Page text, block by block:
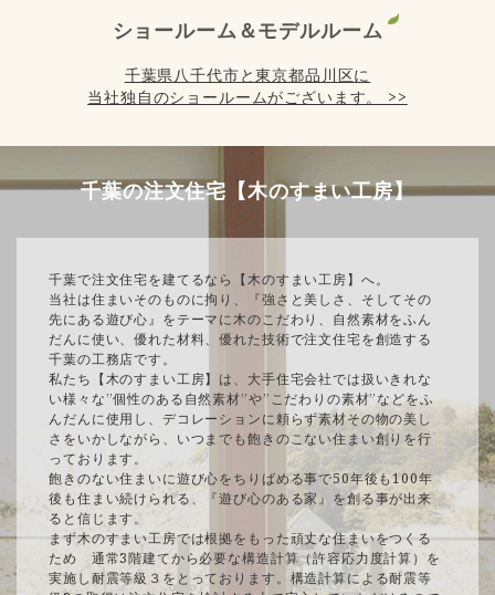
ショールーム＆モデルルーム
千葉県八千代市と東京都品川区に
当社独自のショールームがございます。 >>
千葉の注文住宅【木のすまい工房】
千葉で注文住宅を建てるなら【木のすまい工房】へ。
当社は住まいそのものに拘り、『強さと美しさ、そしてその
先にある遊び心』をテーマに木のこだわり、自然素材をふん
だんに使い、優れた材料、優れた技術で注文住宅を創造する
千葉の工務店です。
私たち【木のすまい工房】は、大手住宅会社では扱いきれな
い様々な”個性のある自然素材”や”こだわりの素材”などをふ
んだんに使用し、デコレーションに頼らず素材その物の美し
さをいかしながら、いつまでも飽きのこない住まい創りを行
っております。
飽きのない住まいに遊び心をちりばめる事で50年後も100年
後も住まい続けられる、『遊び心のある家』を創る事が出来
ると信じます。
まず木のすまい工房では根拠をもった頑丈な住まいをつくる
ため 通常3階建てから必要な構造計算（許容応力度計算）を
実施し耐震等級３をとっております。構造計算による耐震等